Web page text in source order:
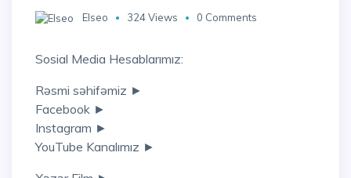
Elseo 324 Views 0 Comments
Sosial Media Hesablarımız:
Rəsmi səhifəmiz ►
Facebook ►
Instagram ►
YouTube Kanalımız ►